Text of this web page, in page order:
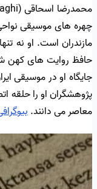
چهره های موسیقی
مازندران است. او نه
حافظ روایت های کهن
جایگاه او در موسیقی
پژوهشگران او را
معاصر می دانند.